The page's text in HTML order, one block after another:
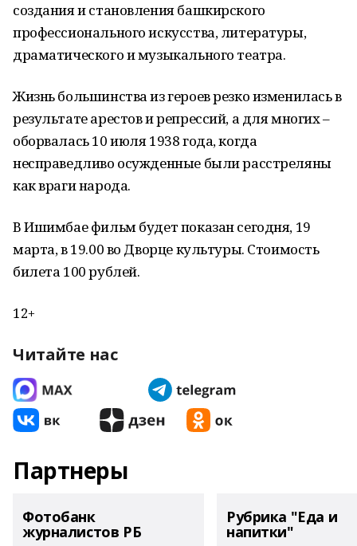
создания и становления башкирского
профессионального искусства, литературы,
драматического и музыкального театра.
Жизнь большинства из героев резко изменилась в
результате арестов и репрессий, а для многих –
оборвалась 10 июля 1938 года, когда
несправедливо осужденные были расстреляны
как враги народа.
В Ишимбае фильм будет показан сегодня, 19
марта, в 19.00 во Дворце культуры. Стоимость
билета 100 рублей.
12+
Читайте нас
Партнеры
Фотобанк
журналистов РБ
Рубрика "Еда и
напитки"